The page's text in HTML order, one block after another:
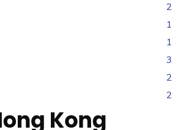
2
1
1
3
2
2
Kong